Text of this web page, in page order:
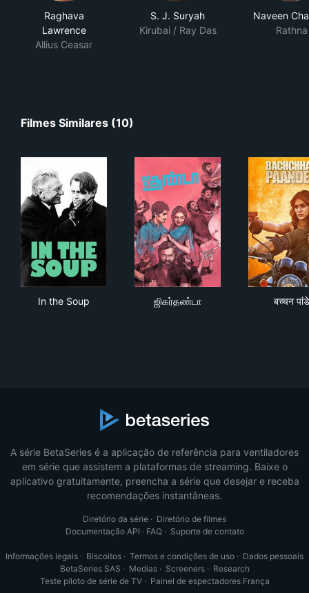
Raghava
Lawrence
Allius Ceasar
S. J. Suryah
Kirubai / Ray Das
Naveen
Rathna
Filmes Similares (10)
In the Soup ஜிகர்தண்டா बच्चन पांडे
A série BetaSeries é a aplicação de referência para ventiladores
em série que assistem a plataformas de streaming. Baixe o
aplicativo gratuitamente, preencha a série que desejar e receba
recomendações instantâneas.
Diretório da série · Diretório de filmes
Documentação API · FAQ· Suporte de contato
Informações legais · Biscoitos · Termos e condições de uso · Dados pessoais
BetaSeries SAS · Medias· Screeners· Research
Teste piloto de série de TV· Painel de espectadores França